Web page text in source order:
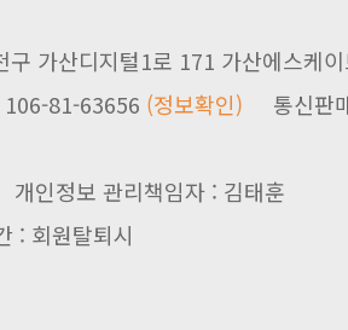
구 가산디지털1로 171 가산에스케
106-81-63656 (정보확인)
인정보 관리책임자 : 김태훈
: 회원탈퇴시